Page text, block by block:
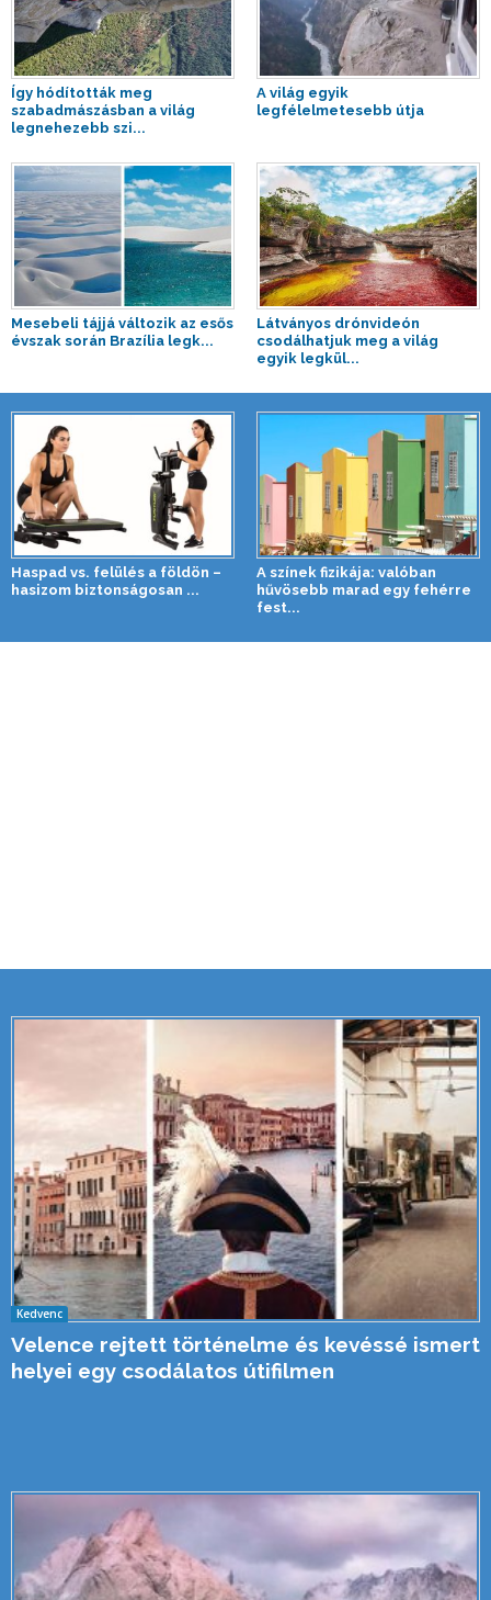
Így hódították meg
szabadmászásban a világ
legnehezebb szi...
A világ egyik
legfélelmetesebb útja
Mesebeli tájjá változik az esős
évszak során Brazília legk...
Látványos drónvideón
csodálhatjuk meg a világ
egyik legkül...
Haspad vs. felülés a földön –
hasizom biztonságosan ...
A színek fizikája: valóban
hűvösebb marad egy fehérre
fest...
Kedvenc
Velence rejtett történelme és kevéssé ismert
helyei egy csodálatos útifilmen